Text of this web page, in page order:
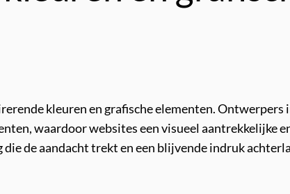
kleuren en grafische elementen. Ontwerpers
waardoor websites een visueel aantrekkelijke
de aandacht trekt en een blijvende indruk